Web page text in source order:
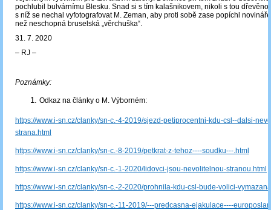
pochlubil bulvárnímu Blesku. Snad si s tím kalašnikovem, nikoli s tou
s níž se nechal vyfotografovat M. Zeman, aby proti sobě zase popíchl
než neschopná bruselská „věrchuška“.
31. 7. 2020
‒ RJ ‒
Poznámky:
Odkaz na články o M. Výborném:
https://www.i-sn.cz/clanky/sn-c.-4-2019/sjezd-petiprocentni-kdu-csl--dalsi-
strana.html
https://www.i-sn.cz/clanky/sn-c.-8-2019/petkrat-z-tehoz----soudku---.html
https://www.i-sn.cz/clanky/sn-c.-1-2020/lidovci-jsou-nevolitelnou-stranou.html
https://www.i-sn.cz/clanky/sn-c.-2-2020/prohnila-kdu-csl-bude-volici-
https://www.i-sn.cz/clanky/sn-c.-11-2019/---predcasna-ejakulace----